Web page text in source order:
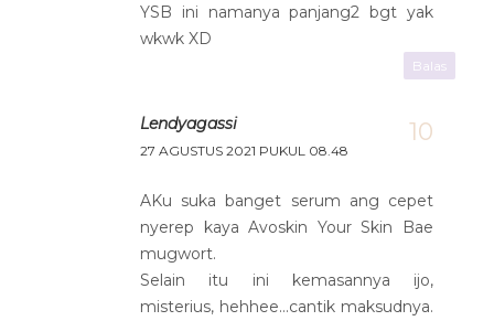
YSB ini namanya panjang2 bgt yak
wkwk XD
Balas
Lendyagassi
27 AGUSTUS 2021 PUKUL 08.48
AKu suka banget serum ang cepet
nyerep kaya Avoskin Your Skin Bae
mugwort.
Selain itu ini kemasannya ijo,
misterius, hehhee...cantik maksudnya.